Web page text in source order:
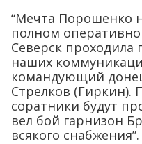
“Мечта Порошенко
полном
Северск проходила
наших
командующий
Стрелков (Гиркин).
соратники будут
вел бой гарнизон
всякого снабжения”.